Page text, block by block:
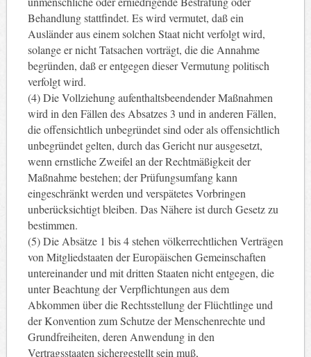
Behandlung stattfindet. Es wird vermutet, daß ein
Ausländer aus einem solchen Staat nicht verfolgt wird,
solange er nicht Tatsachen vorträgt, die die Annahme
begründen, daß er entgegen dieser Vermutung politisch
verfolgt wird.
(4) Die Vollziehung aufenthaltsbeendender Maßnahmen
wird in den Fällen des Absatzes 3 und in anderen Fällen,
die offensichtlich unbegründet sind oder als offensichtlich
unbegründet gelten, durch das Gericht nur ausgesetzt,
wenn ernstliche Zweifel an der Rechtmäßigkeit der
Maßnahme bestehen; der Prüfungsumfang kann
eingeschränkt werden und verspätetes Vorbringen
unberücksichtigt bleiben. Das Nähere ist durch Gesetz zu
bestimmen.
(5) Die Absätze 1 bis 4 stehen völkerrechtlichen Verträgen
von Mitgliedstaaten der Europäischen Gemeinschaften
untereinander und mit dritten Staaten nicht entgegen, die
unter Beachtung der Verpflichtungen aus dem
Abkommen über die Rechtsstellung der Flüchtlinge und
der Konvention zum Schutze der Menschenrechte und
Grundfreiheiten, deren Anwendung in den
Vertragsstaaten sichergestellt sein muß,